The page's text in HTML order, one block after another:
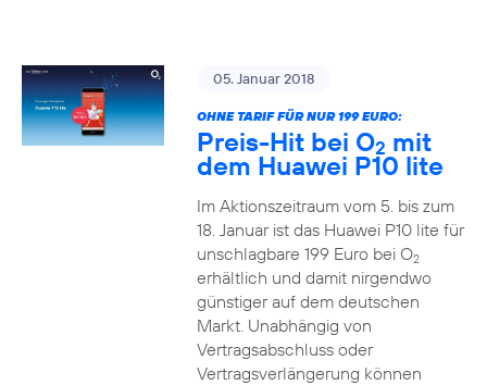
05. Januar 2018
OHNE TARIF FÜR NUR 199 EURO:
Preis-Hit bei O2 mit
dem Huawei P10 lite
Im Aktionszeitraum vom 5. bis zum
18. Januar ist das Huawei P10 lite für
unschlagbare 199 Euro bei O2
erhältlich und damit nirgendwo
günstiger auf dem deutschen
Markt. Unabhängig von
Vertragsabschluss oder
Vertragsverlängerung können